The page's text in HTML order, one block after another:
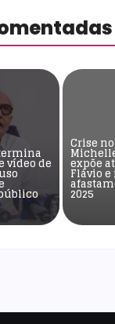
vídeo de
Crise no
expõe
Flávio e
2025